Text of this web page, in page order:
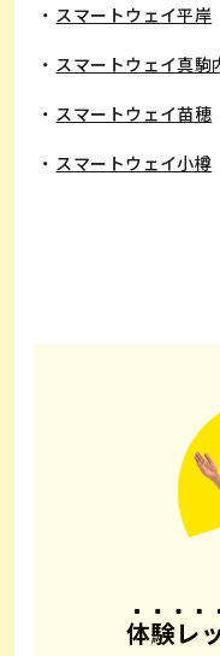
​スマートウェイ平岸
スマートウェイ真駒
スマートウェイ苗穂
スマートウェイ小樽
体験レ